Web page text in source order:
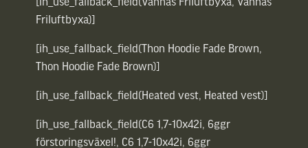
Friluftbyxa)]
[ih_use_fallback_field(Thon Hoodie Fade Brown,
Thon Hoodie Fade Brown)]
[ih_use_fallback_field(Heated vest, Heated vest)]
[ih_use_fallback_field(C6 1,7-10x42i, 6ggr
förstoringsväxel!, C6 1,7-10x42i, 6ggr